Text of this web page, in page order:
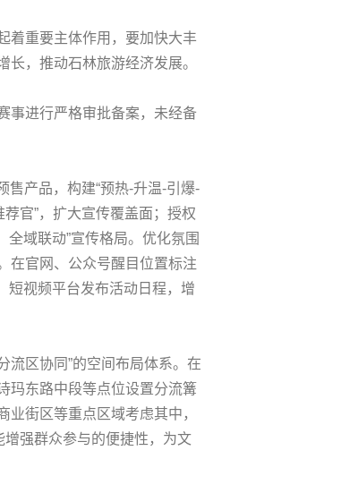
着重要主体作用，要加快大丰
，推动石林旅游经济发展。
事进行严格审批备案，未经备
售产品，构建“预热-升温-引爆-
官”，扩大宣传覆盖面；授权
域联动”宣传格局。优化氛围
在官网、公众号醒目位置标注
短视频平台发布活动日程，增
流区协同”的空间布局体系。在
玛东路中段等点位设置分流篝
街区等重点区域考虑其中，
增强群众参与的便捷性，为文